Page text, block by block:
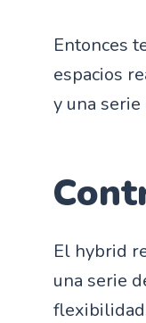
Entonces
espacios
y una
El hybrid
una serie